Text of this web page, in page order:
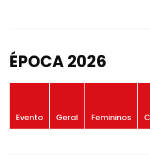
ÉPOCA 2026
Evento Geral Femininos